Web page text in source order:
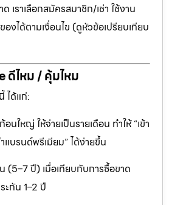
เราเลือกสมัครสมาชิก/เช่า ใช้งาน
องได้ตามเงื่อนไข (ดูหัวข้อเปรียบเทียบ
ดีไหม / คุ้มไหม
ได้แก่:
อนใหญ่ ให้จ่ายเป็นรายเดือน ทำให้ “เข้า
แบรนด์พรีเมียม” ได้ง่ายขึ้น
(5–7 ปี) เมื่อเทียบกับการซื้อขาด
ะกัน 1–2 ปี